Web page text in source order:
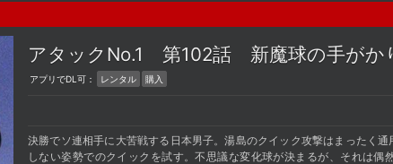
アタックNo.1 第102話 新魔球の手がか
アプリでDL可： レンタル 購入
決勝でソ連相手に大苦戦する日本男子。湯島のクイック攻撃はまったく
しない姿勢でのクイックを試す。不思議な変化球が決まるが、それは偶